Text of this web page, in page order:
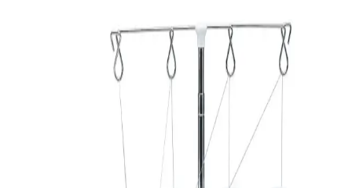
Bidoluhobi'nin Mini Model 2 dikiş seti, yeni başlayanlar ve küçük
projeler için ideal, taşınabilir ve çeşitli içerikleriyle kullanışlı bir dikiş
çözümüdür. Uygun fiyatlı ve pratik kullanım sağlar.
Yuki Çuval Ağzı Dikiş Makinesi Özellikleri ve
Kullanım Kılavuzu
Yuki çuval ağzı dikiş makinesi, yüksek hız ve çok yönlü kullanım
özellikleriyle endüstride öne çıkar. Hafifliği ve otomatik kesme
fonksiyonuyla üretim süreçlerini hızlandırır.